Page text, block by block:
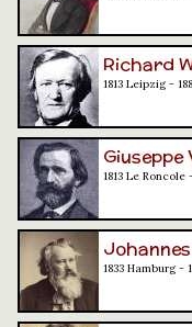
Richard
1813 Leipzig -
Giuseppe
1813 Le Roncole
1833 Hamburg -